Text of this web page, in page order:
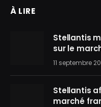
À LIRE
Stellantis
sur le
11 septembre
Stellantis
marché